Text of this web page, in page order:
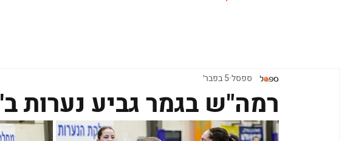
רמה"ש בגמר גביע נערות ב'
ספסל 5 בפבר׳